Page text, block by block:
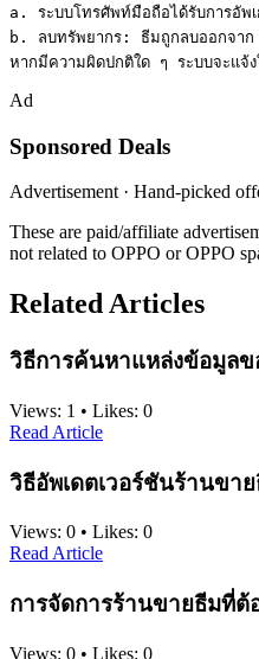
a. ระบบโทรศัพท์มือถือได้รับการอัพ
b. ลบทรัพยากร: ธีมถูกลบออกจาก
หากมีความผิดปกติใด ๆ ระบบจะแจ้
Ad
Sponsored Deals
Advertisement · Hand-picked
These are paid/affiliate
not related to OPPO or OPPO
Related Articles
วิธีการค้นหาแหล่งข้อมูล
Views: 1 • Likes: 0
Read Article
วิธีอัพเดตเวอร์ชันร้านขา
Views: 0 • Likes: 0
Read Article
การจัดการร้านขายธีมที่ต้
Views: 0 • Likes: 0